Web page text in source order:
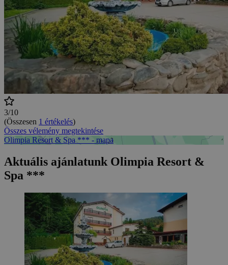
3/10
(Összesen 1 értékelés)
Összes vélemény megtekintése
Olimpia Resort & Spa *** - mapa
Aktuális ajánlatunk Olimpia Resort &
Spa ***